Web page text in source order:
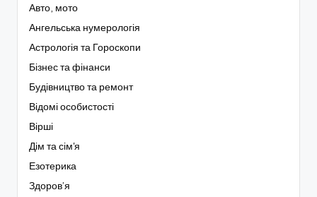
Авто, мото
Ангельська нумерологія
Астрологія та Гороскопи
Бізнес та фінанси
Будівництво та ремонт
Відомі особистості
Вірші
Дім та сім'я
Езотерика
Здоров’я